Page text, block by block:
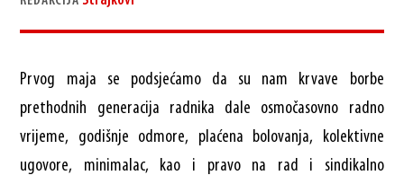
Prvog maja se podsjećamo da su nam krvave borbe
prethodnih generacija radnika dale osmočasovno radno
vrijeme, godišnje odmore, plaćena bolovanja, kolektivne
ugovore, minimalac, kao i pravo na rad i sindikalno